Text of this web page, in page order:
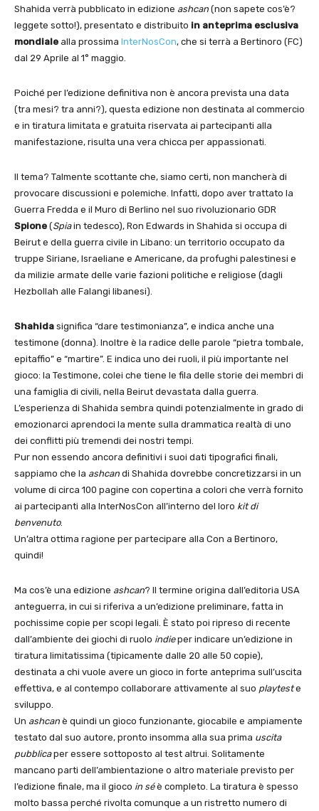
Shahida verrà pubblicato in edizione ashcan (non sapete cos’è?
leggete sotto!), presentato e distribuito in anteprima esclusiva
mondiale alla prossima InterNosCon, che si terrà a Bertinoro (FC)
dal 29 Aprile al 1° maggio.
Poiché per l’edizione definitiva non è ancora prevista una data
(tra mesi? tra anni?), questa edizione non destinata al commercio
e in tiratura limitata e gratuita riservata ai partecipanti alla
manifestazione, risulta una vera chicca per appassionati.
Il tema? Talmente scottante che, siamo certi, non mancherà di
provocare discussioni e polemiche. Infatti, dopo aver trattato la
Guerra Fredda e il Muro di Berlino nel suo rivoluzionario GDR
Spione (Spiain tedesco), Ron Edwards in Shahida si occupa di
Beirut e della guerra civile in Libano: un territorio occupato da
truppe Siriane, Israeliane e Americane, da profughi palestinesi e
da milizie armate delle varie fazioni politiche e religiose (dagli
Hezbollah alle Falangi libanesi).
Shahida significa “dare testimonianza”, e indica anche una
testimone (donna). Inoltre è la radice delle parole “pietra tombale,
epitaffio” e “martire”. E indica uno dei ruoli, il più importante nel
gioco: la Testimone, colei che tiene le fila delle storie dei membri di
una famiglia di civili, nella Beirut devastata dalla guerra.
L’esperienza di Shahida sembra quindi potenzialmente in grado di
emozionarci aprendoci la mente sulla drammatica realtà di uno
dei conflitti più tremendi dei nostri tempi.
Pur non essendo ancora definitivi i suoi dati tipografici finali,
sappiamo che la ashcan di Shahida dovrebbe concretizzarsi in un
volume di circa 100 pagine con copertina a colori che verrà fornito
ai partecipanti alla InterNosCon all’interno del loro kit di
benvenuto.
Un’altra ottima ragione per partecipare alla Con a Bertinoro,
quindi!
Ma cos’è una edizione ashcan? Il termine origina dall’editoria USA
anteguerra, in cui si riferiva a un’edizione preliminare, fatta in
pochissime copie per scopi legali. È stato poi ripreso di recente
dall’ambiente dei giochi di ruolo indieper indicare un’edizione in
tiratura limitatissima (tipicamente dalle 20 alle 50 copie),
destinata a chi vuole avere un gioco in forte anteprima sull’uscita
effettiva, e al contempo collaborare attivamente al suo playteste
sviluppo.
Un ashcan è quindi un gioco funzionante, giocabile e ampiamente
testato dal suo autore, pronto insomma alla sua prima uscita
pubblicaper essere sottoposto al test altrui. Solitamente
mancano parti dell’ambientazione o altro materiale previsto per
l’edizione finale, ma il gioco in séè completo. La tiratura è spesso
molto bassa perché rivolta comunque a un ristretto numero di